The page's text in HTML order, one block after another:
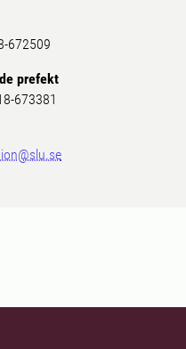
672509
prefekt
673381